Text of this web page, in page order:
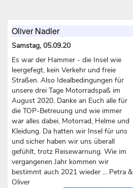
Oliver Nadler
Samstag, 05.09.20
Es war der Hammer - die Insel wie
leergefegt, kein Verkehr und freie
Straßen. Also Idealbedingungen für
unsere drei Tage Motorradspaß im
August 2020. Danke an Euch alle für
die TOP-Betreuung und wie immer
war alles dabei, Motorrad, Helme und
Kleidung. Da hatten wir Insel für uns
und sicher haben wir uns überall
gefühlt, trotz Reisewarnung. Wie im
vergangenen Jahr kommen wir
bestimmt auch 2021 wieder ... Petra &
Oliver